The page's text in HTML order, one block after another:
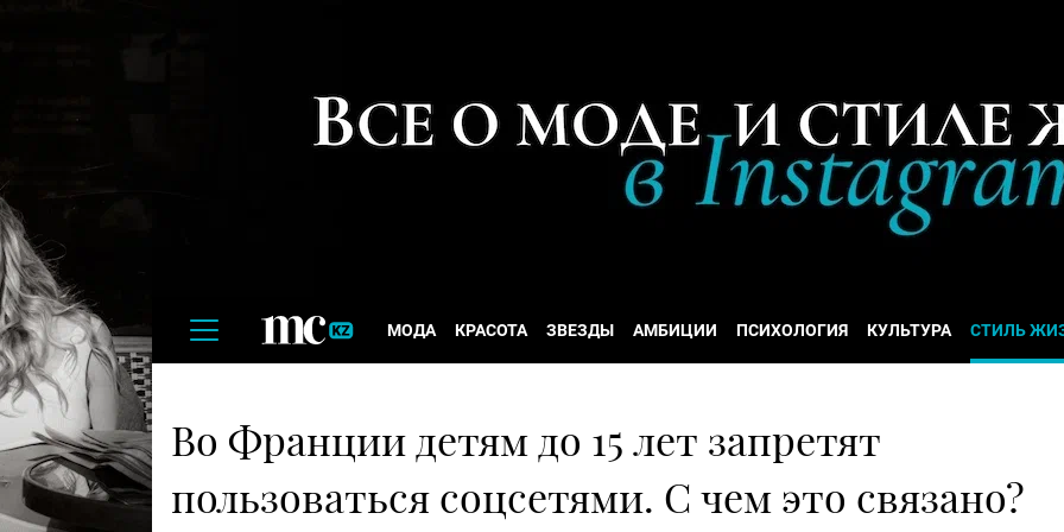
МОДА КРАСОТА ЗВЕЗДЫ АМБИЦИИ ПСИХОЛОГИЯ КУЛЬТУРА СТИЛЬ
Во Франции детям до 15 лет запретят
пользоваться соцсетями. С чем это связано?